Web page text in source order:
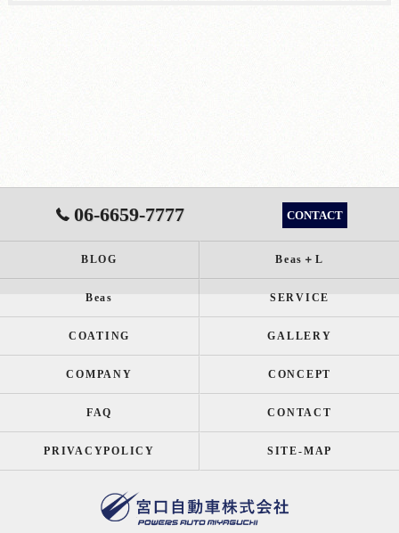
06-6659-7777 CONTACT
BLOG Beas＋L
Beas SERVICE
COATING GALLERY
COMPANY CONCEPT
FAQ CONTACT
PRIVACYPOLICY SITE-MAP